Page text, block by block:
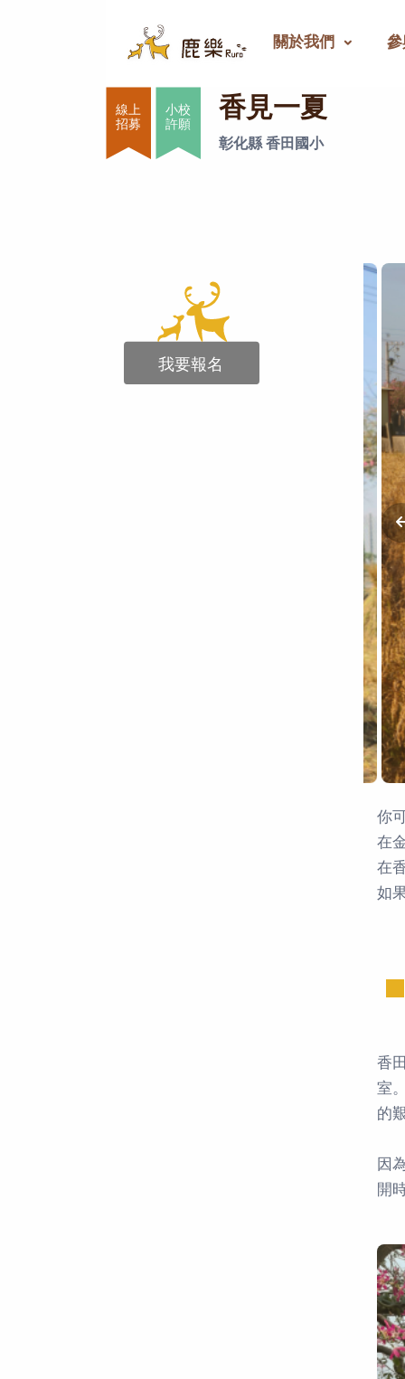
關於我們
香見一夏
小校
許願
香見一夏
彰化縣 香田國小
你
在
在
如
香
室
的
因
開